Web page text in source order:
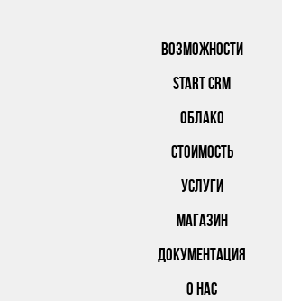
ВОЗМОЖНОСТИ
START CRM
ОБЛАКО
СТОИМОСТЬ
УСЛУГИ
МАГАЗИН
ДОКУМЕНТАЦИЯ
О НАС